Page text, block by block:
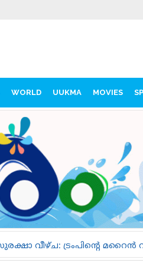
WORLD UUKMA MOVIES
മറൈൻ വണ്ണും